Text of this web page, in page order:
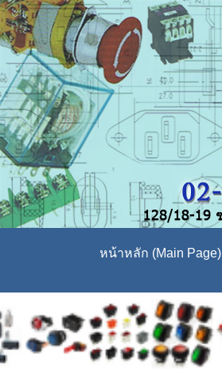
หน้าหลัก (Main Page)